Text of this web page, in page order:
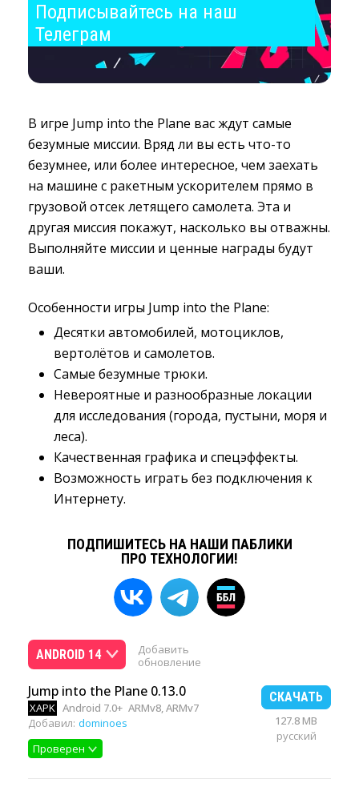
Подписывайтесь на наш
Телеграм
В игре Jump into the Plane вас ждут самые
безумные миссии. Вряд ли вы есть что-то
безумнее, или более интересное, чем заехать
на машине с ракетным ускорителем прямо в
грузовой отсек летящего самолета. Эта и
другая миссия покажут, насколько вы отважны.
Выполняйте миссии и ценные награды будут
ваши.
Особенности игры Jump into the Plane:
Десятки автомобилей, мотоциклов,
вертолётов и самолетов.
Самые безумные трюки.
Невероятные и разнообразные локации
для исследования (города, пустыни, моря и
леса).
Качественная графика и спецэффекты.
Возможность играть без подключения к
Интернету.
ПОДПИШИТЕСЬ НА НАШИ ПАБЛИКИ
ПРО ТЕХНОЛОГИИ!
ANDROID 14
Добавить
обновление
Jump into the Plane 0.13.0
XAPK Android 7.0+ ARMv8, ARMv7
Добавил: dominoes
Проверен
СКАЧАТЬ
127.8 MB
русский